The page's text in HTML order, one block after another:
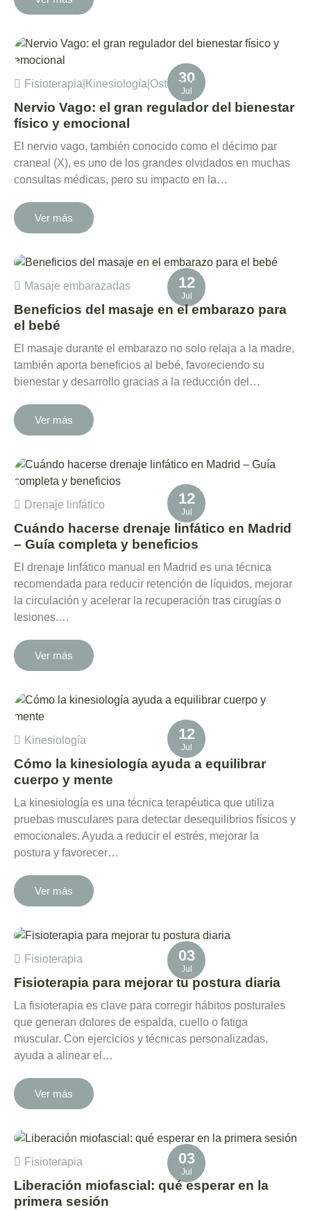
30
Jul
Fisioterapia Kinesiología Osteopatía
Nervio Vago: el gran regulador del bienestar
físico y emocional
El nervio vago, también conocido como el décimo par
craneal (X), es uno de los grandes olvidados en muchas
consultas médicas, pero su impacto en la…
Ver más
12
Jul
Masaje embarazadas
Beneficios del masaje en el embarazo para
el bebé
El masaje durante el embarazo no solo relaja a la madre,
también aporta beneficios al bebé, favoreciendo su
bienestar y desarrollo gracias a la reducción del…
Ver más
12
Jul
Drenaje linfático
Cuándo hacerse drenaje linfático en Madrid
– Guía completa y beneficios
El drenaje linfático manual en Madrid es una técnica
recomendada para reducir retención de líquidos, mejorar
la circulación y acelerar la recuperación tras cirugías o
lesiones.…
Ver más
12
Jul
Kinesiología
Cómo la kinesiología ayuda a equilibrar
cuerpo y mente
La kinesiología es una técnica terapéutica que utiliza
pruebas musculares para detectar desequilibrios físicos y
emocionales. Ayuda a reducir el estrés, mejorar la
postura y favorecer…
Ver más
03
Jul
Fisioterapia
Fisioterapia para mejorar tu postura diaria
La fisioterapia es clave para corregir hábitos posturales
que generan dolores de espalda, cuello o fatiga
muscular. Con ejercicios y técnicas personalizadas,
ayuda a alinear el…
Ver más
03
Jul
Fisioterapia
Liberación miofascial: qué esperar en la
primera sesión